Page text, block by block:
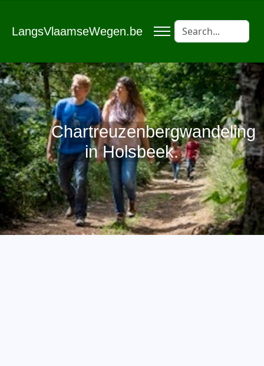
LangsVlaamseWegen.be
Chartreuzenbergwandeling
in Holsbeek.